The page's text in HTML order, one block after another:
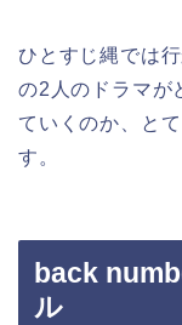
ひとすじ縄では
の2人のドラマが
ていくのか、と
す。
back
ル